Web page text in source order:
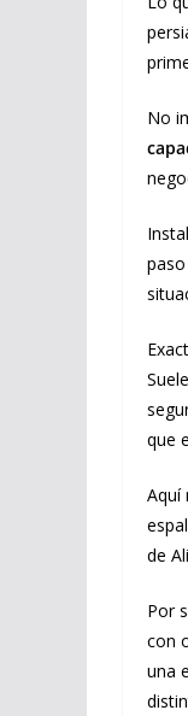
No
que
Aquí
de
Por
con
una